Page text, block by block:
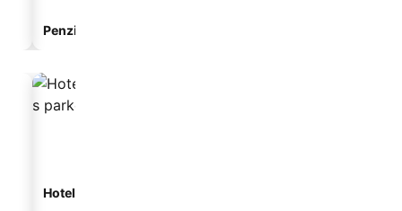
Penzion
Hotely s parkováním